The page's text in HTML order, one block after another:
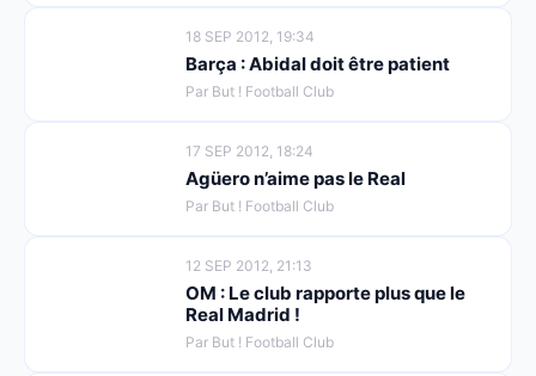
18 SEP 2012, 19:34
Barça : Abidal doit être patient
Par But ! Football Club
17 SEP 2012, 18:24
Agüero n’aime pas le Real
Par But ! Football Club
12 SEP 2012, 21:13
OM : Le club rapporte plus que le
Real Madrid !
Par But ! Football Club